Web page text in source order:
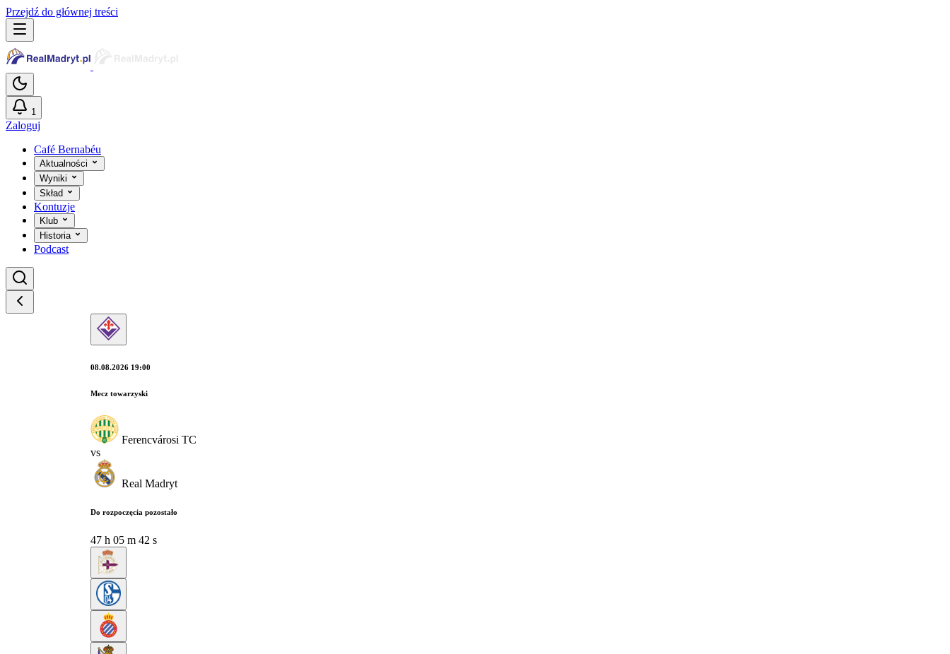
Przejdź do głównej treści
1
Zaloguj
Café Bernabéu
Aktualności
Wyniki
Skład
Kontuzje
Klub
Historia
Podcast
08.08.2026 19:00
Mecz towarzyski
Ferencvárosi TC
vs
Real Madryt
Do rozpoczęcia pozostało
47 h 05 m 41 s